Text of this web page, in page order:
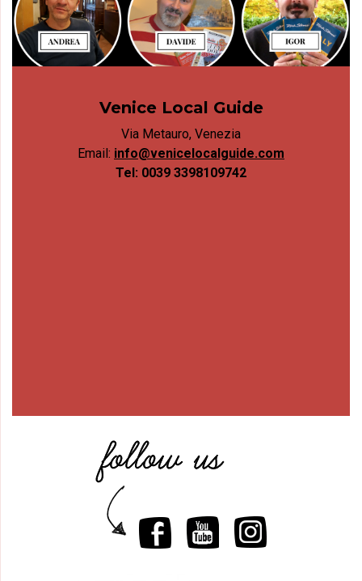
Venice Local Guide
Via Metauro, Venezia
Email: info@venicelocalguide.com
Tel: 0039 3398109742